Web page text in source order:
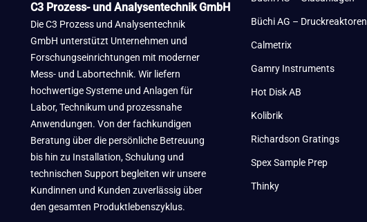
C3 Prozess- und Analysentechnik GmbH
Die C3 Prozess und Analysentechnik
GmbH unterstützt Unternehmen und
Forschungseinrichtungen mit moderner
Mess- und Labortechnik. Wir liefern
hochwertige Systeme und Anlagen für
Labor, Technikum und prozessnahe
Anwendungen. Von der fachkundigen
Beratung über die persönliche Betreuung
bis hin zu Installation, Schulung und
technischen Support begleiten wir unsere
Kundinnen und Kunden zuverlässig über
den gesamten Produktlebenszyklus.
Büchi AG – Druckreaktoren
Calmetrix
Gamry Instruments
Hot Disk AB
Kolibrik
Richardson Gratings
Spex Sample Prep
Thinky